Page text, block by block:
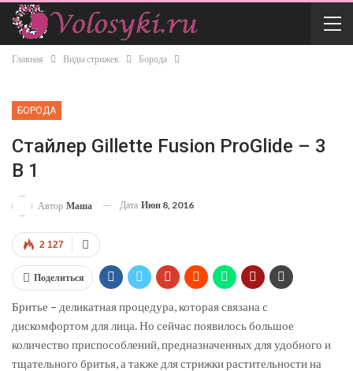
Главная Виды стрижек Борода
БОРОДА
Стайлер Gillette Fusion ProGlide – 3
В 1
Автор Маша Дата Июн 8, 2016
2 127
Поделиться
Бритье – деликатная процедура, которая связана с
дискомфортом для лица. Но сейчас появилось большое
количество приспособлений, предназначенных для удобного и
тщательного бритья, а также для стрижки растительности на